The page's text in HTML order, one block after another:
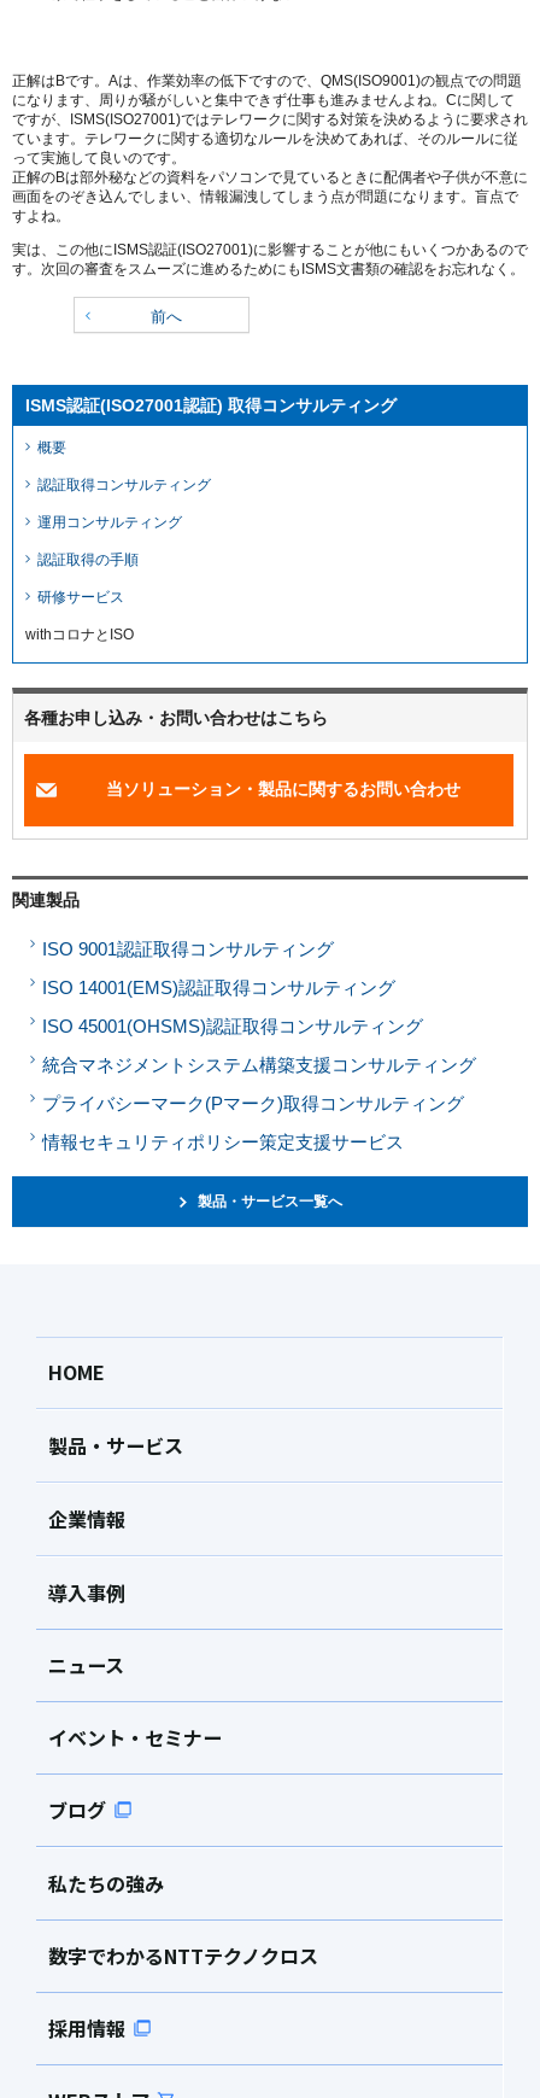
正解はBです。Aは、作業効率の低下ですので、QMS(ISO9001)の観点での問題
になります、周りが騒がしいと集中できず仕事も進みませんよね。Cに関して
ですが、ISMS(ISO27001)ではテレワークに関する対策を決めるように要求され
ています。テレワークに関する適切なルールを決めてあれば、そのルールに従
って実施して良いのです。
正解のBは部外秘などの資料をパソコンで見ているときに配偶者や子供が不意に
画面をのぞき込んでしまい、情報漏洩してしまう点が問題になります。盲点で
すよね。
実は、この他にISMS認証(ISO27001)に影響することが他にもいくつかあるので
す。次回の審査をスムーズに進めるためにもISMS文書類の確認をお忘れなく。
前へ
ISMS認証(ISO27001認証) 取得コンサルティング
概要
認証取得コンサルティング
運用コンサルティング
認証取得の手順
研修サービス
withコロナとISO
各種お申し込み・お問い合わせはこちら
当ソリューション・製品に関するお問い合わせ
関連製品
ISO 9001認証取得コンサルティング
ISO 14001(EMS)認証取得コンサルティング
ISO 45001(OHSMS)認証取得コンサルティング
統合マネジメントシステム構築支援コンサルティング
プライバシーマーク(Pマーク)取得コンサルティング
情報セキュリティポリシー策定支援サービス
製品・サービス一覧へ
HOME
製品・サービス
企業情報
導入事例
ニュース
イベント・セミナー
ブログ
私たちの強み
数字でわかるNTTテクノクロス
採用情報